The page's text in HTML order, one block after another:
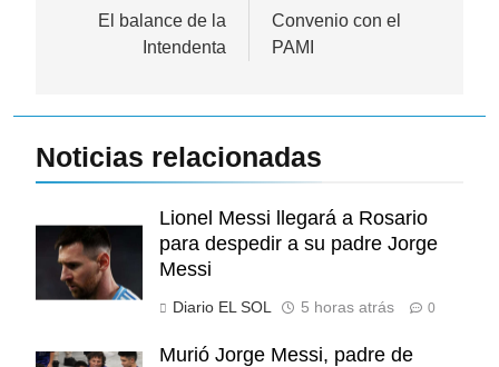
El balance de la
Intendenta
Convenio con el
PAMI
Noticias relacionadas
Lionel Messi llegará a Rosario
para despedir a su padre Jorge
Messi
Diario EL SOL 5 horas atrás 0
Murió Jorge Messi, padre de